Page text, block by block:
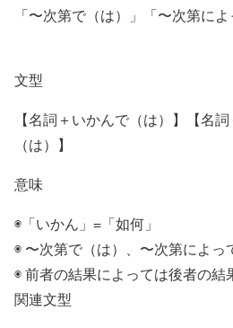
「〜次第で（は）」「〜次第によ
文型
【名詞＋いかんで（は）】【名
（は）】
意味
◉「いかん」=「如何」
◉ 〜次第で（は）、〜次第によっ
◉ 前者の結果によっては後者の結
関連文型